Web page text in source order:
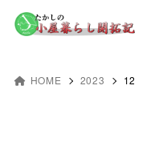
HOME 2023 12